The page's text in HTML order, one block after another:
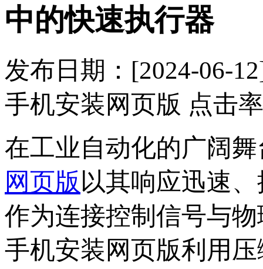
中的快速执行器
发布日期：[2024-06-
手机安装网页版 点击率
在工业自动化的广阔舞台中
网页版以其响应迅速
作为连接控制信号与物
手机安装网页版利用压